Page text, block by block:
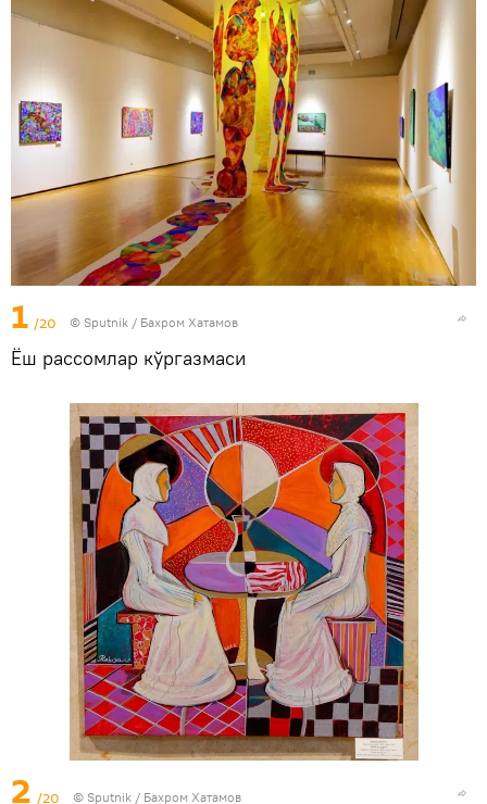
1 /20 © Sputnik / Бахром Хатамов
Ёш рассомлар кўргазмаси
2 /20 © Sputnik / Бахром Хатамов